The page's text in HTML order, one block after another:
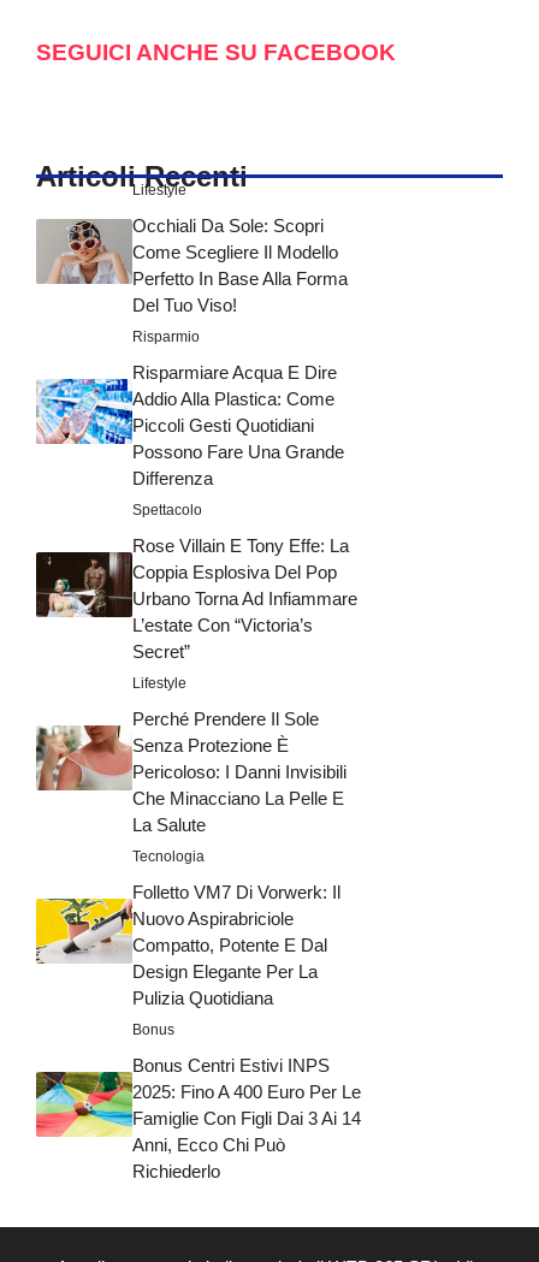
SEGUICI ANCHE SU FACEBOOK
Articoli Recenti
Lifestyle
Occhiali Da Sole: Scopri
Come Scegliere Il Modello
Perfetto In Base Alla Forma
Del Tuo Viso!
Risparmio
Risparmiare Acqua E Dire
Addio Alla Plastica: Come
Piccoli Gesti Quotidiani
Possono Fare Una Grande
Differenza
Spettacolo
Rose Villain E Tony Effe: La
Coppia Esplosiva Del Pop
Urbano Torna Ad Infiammare
L’estate Con “Victoria’s
Secret”
Lifestyle
Perché Prendere Il Sole
Senza Protezione È
Pericoloso: I Danni Invisibili
Che Minacciano La Pelle E
La Salute
Tecnologia
Folletto VM7 Di Vorwerk: Il
Nuovo Aspirabriciole
Compatto, Potente E Dal
Design Elegante Per La
Pulizia Quotidiana
Bonus
Bonus Centri Estivi INPS
2025: Fino A 400 Euro Per Le
Famiglie Con Figli Dai 3 Ai 14
Anni, Ecco Chi Può
Richiederlo